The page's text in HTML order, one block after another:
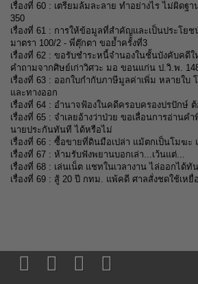
เรื่องที่ 60 : เตรียมล้มละลาย ทำอย่างไร ไม่ผิดฐา
350
เรื่องที่ 61 : การให้ข้อมูลที่สำคัญและเป็นประโยช
มาตรา 100/2 - พี่ตุ๊กตา ขอย้ำครั้งที่3
เรื่องที่ 62 : ขอรับชำระหนี้จำนองในชั้นบังคับคดีใ
คำถามจากศิษย์เก่าวิศวะ มอ ขอนแก่น ป.วิ.พ.
เรื่องที่ 63 : ออกใบกำกับภาษีมูลค่าเพิ่ม หลายใบ
และทางออก
เรื่องที่ 64 : อำนาจฟ้องในคดีครอบครองปรปักษ์ ต้
เรื่องที่ 65 : จำเลยอ้างว่าป่วย ขอเลื่อนการอ่านค
นายประกันทันที ได้หรือไม่
เรื่องที่ 66 : ซื้อขายที่ดินมือเปล่า แม้ตกเป็นโมฆะ
เรื่องที่ 67 : ห้ามรับฟังพยานบอกเล่า...เว้นแต่...
เรื่องที่ 68 : เล่นเน็ต แชทในเวลางาน ไล่ออกได้ทั
เรื่องที่ 69 : สู้ 20 ปี กทม. แพ้คดี ศาลสั่งชดใช้เหยื่